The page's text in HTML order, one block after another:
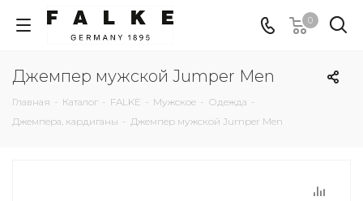
0
Джемпер мужской Jumper Men
Главная - Каталог - FALKE - Мужское - Одежда -
Джемпера, кардиганы - Джемпер мужской Jumper Men